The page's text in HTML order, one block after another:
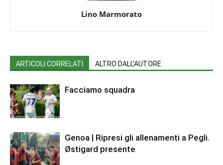
Lino Marmorato
ARTICOLI CORRELATI ALTRO DALL'AUTORE
Facciamo squadra
Genoa | Ripresi gli allenamenti a Pegli.
Østigard presente